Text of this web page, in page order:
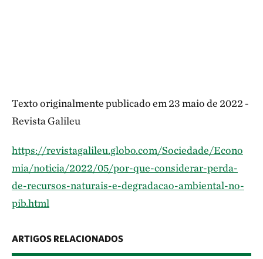
Texto originalmente publicado em 23 maio de 2022 -
Revista Galileu
https://revistagalileu.globo.com/Sociedade/Econo
mia/noticia/2022/05/por-que-considerar-perda-
de-recursos-naturais-e-degradacao-ambiental-no-
pib.html
ARTIGOS RELACIONADOS